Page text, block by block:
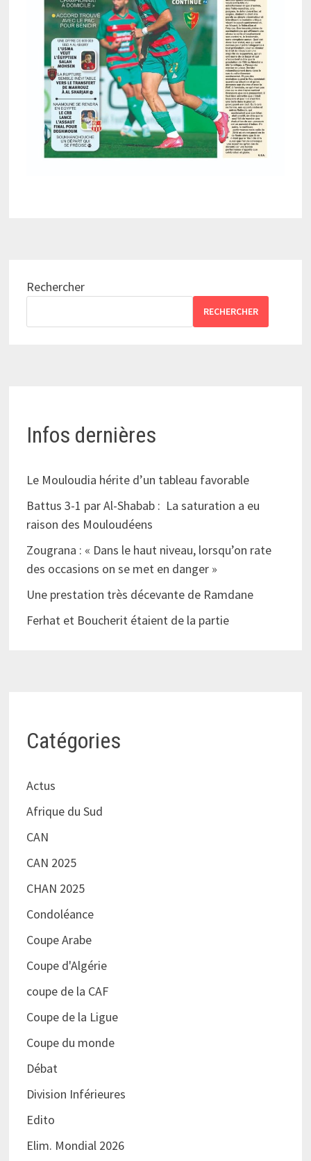
Rechercher
RECHERCHER
Infos dernières
Le Mouloudia hérite d’un tableau favorable
Battus 3-1 par Al-Shabab : La saturation a eu
raison des Mouloudéens
Zougrana : « Dans le haut niveau, lorsqu’on rate
des occasions on se met en danger »
Une prestation très décevante de Ramdane
Ferhat et Boucherit étaient de la partie
Catégories
Actus
Afrique du Sud
CAN
CAN 2025
CHAN 2025
Condoléance
Coupe Arabe
Coupe d'Algérie
coupe de la CAF
Coupe de la Ligue
Coupe du monde
Débat
Division Inférieures
Edito
Elim. Mondial 2026